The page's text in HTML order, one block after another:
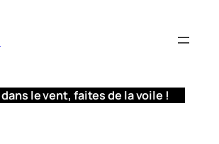
le vent, faites de la voile !